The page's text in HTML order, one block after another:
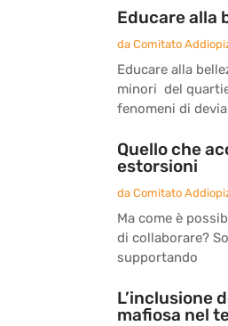
Educare alla
da Comitato
Educare alla
minori del
fenomeni di
Quello che
estorsioni
da Comitato
Ma come è
di collaborare?
supportando
L’inclusione
mafiosa nel